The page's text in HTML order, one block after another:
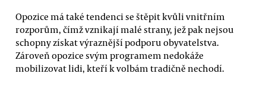
Opozice má také tendenci se štěpit kvůli vnitřním
rozporům, čímž vznikají malé strany, jež pak nejsou
schopny získat výraznější podporu obyvatelstva.
Zároveň opozice svým programem nedokáže
mobilizovat lidi, kteří k volbám tradičně nechodí.